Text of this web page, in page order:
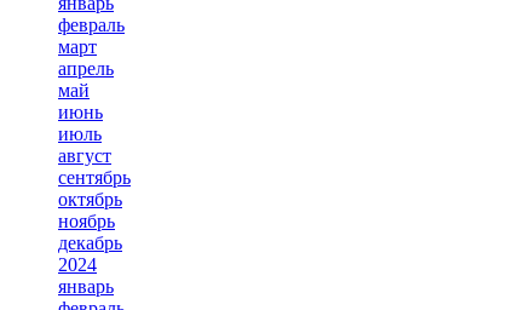
февраль
март
апрель
май
июнь
июль
август
сентябрь
октябрь
ноябрь
декабрь
2024
январь